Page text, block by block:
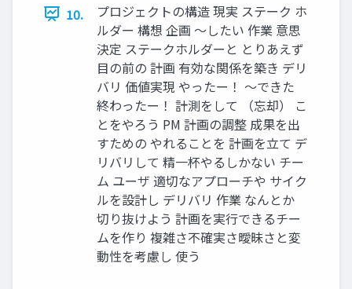
10.
プロジェクトの構造 現実 ステーク ホ
ルダー 構想 企画 〜したい 作業 意思
決定 ステークホルダーと とりあえず
目の前の 計画 有効な関係を築き デリ
バリ 価値実現 やったー！ 〜できた
終わったー！ 計測をして （忘却） こ
とをやろう PM 計画の調整 成果を出
すための やれることを 計画を立て デ
リバリして 精一杯やるしかない チー
ム ユーザ 適切なアプローチや サイク
ルを設計し デリバリ 作業 なんとか
切り抜けよう 計画を実行できるチー
ムを作り 複雑さ不確実さ曖昧さと変
動性を考慮し 使う